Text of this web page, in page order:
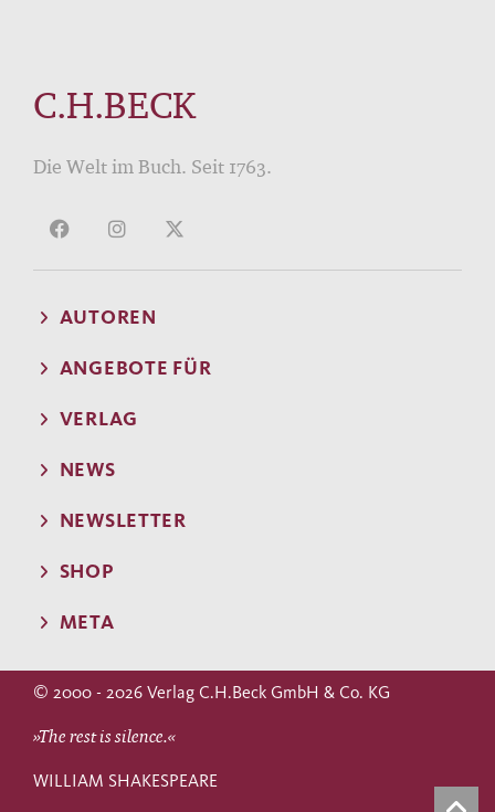
C.H.BECK
Die Welt im Buch. Seit 1763.
AUTOREN
ANGEBOTE FÜR
VERLAG
NEWS
NEWSLETTER
SHOP
META
© 2000 - 2026 Verlag C.H.Beck GmbH & Co. KG
»The rest is silence.«
WILLIAM SHAKESPEARE